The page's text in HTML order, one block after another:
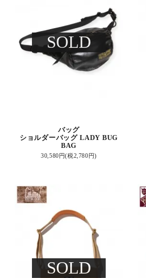
SOLD
バッグ
ショルダーバッグ LADY BUG
BAG
30,580円(税2,780円)
SOLD